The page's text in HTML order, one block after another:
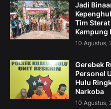
Jadi
Tim Sterat
Kampung
10 Agustus,
Gerebek
Personel
Hulu
Narkoba
10 Agustus,